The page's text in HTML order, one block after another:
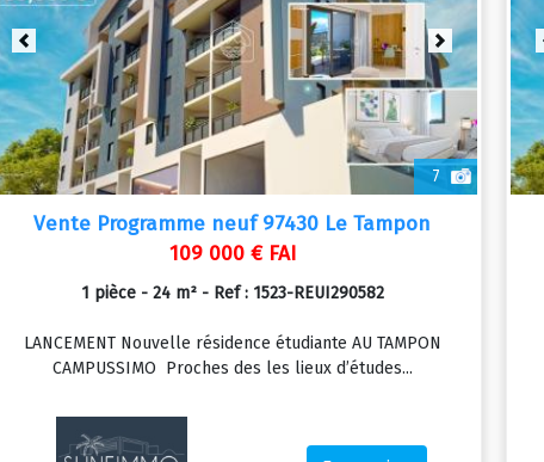
7
Previous Next
Vente Programme neuf 97430 Le Tampon
109 000 € FAI
1 pièce - 24 m² - Ref : 1523-REUI290582
LANCEMENT Nouvelle résidence étudiante AU TAMPON
CAMPUSSIMO Proches des les lieux d’études...